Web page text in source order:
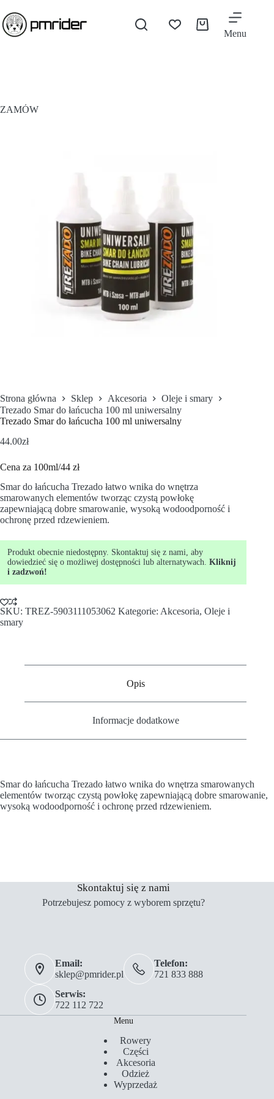
Menu
ZAMÓW
Strona główna Sklep Akcesoria
Oleje i smary
Trezado Smar do łańcucha 100 ml uniwersalny
Trezado Smar do łańcucha 100 ml uniwersalny
44.00zł
Cena za 100ml/44 zł
Smar do łańcucha Trezado łatwo wnika do wnętrza
smarowanych elementów tworząc czystą powłokę
zapewniającą dobre smarowanie, wysoką wodoodporność i
ochronę przed rdzewieniem.
Produkt obecnie niedostępny. Skontaktuj się z nami, aby
dowiedzieć się o możliwej dostępności lub alternatywach. Kliknij
i zadzwoń!
SKU: TREZ-5903111053062 Kategorie: Akcesoria, Oleje i
smary
Opis
Informacje dodatkowe
Smar do łańcucha Trezado łatwo wnika do wnętrza smarowanych
elementów tworząc czystą powłokę zapewniającą dobre smarowanie,
wysoką wodoodporność i ochronę przed rdzewieniem.
Skontaktuj się z nami
Potrzebujesz pomocy z wyborem sprzętu?
Email:
sklep@pmrider.pl
Telefon:
721 833 888
Serwis:
722 112 722
Menu
Rowery
Części
Akcesoria
Odzież
Wyprzedaż